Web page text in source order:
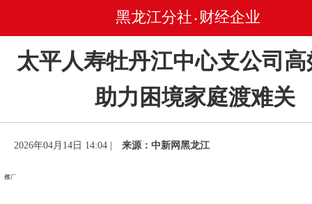
黑龙江分社 • 财经企业
太平人寿牡丹江中心支公司
助力困境家庭渡难关
2026年04月14日 14:04 | 来源：中新网黑龙江